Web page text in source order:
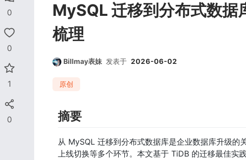
0
0
1
0
MySQL 迁移到分布式数
梳理
Billmay表妹 发表于 2026-06-02
原创
摘要
从 MySQL 迁移到分布式数据库是企业数据库升级的
上线切换等多个环节。本文基于 TiDB 的迁移最佳实